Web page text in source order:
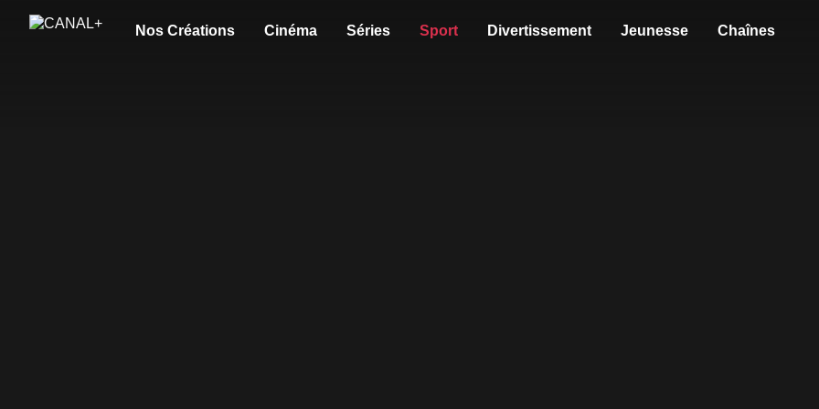
Nos Créations Cinéma Séries Sport Divertissement Jeunesse Chaînes